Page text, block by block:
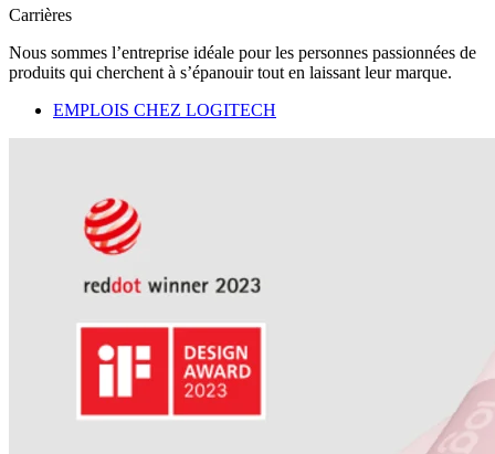
Carrières
Nous sommes l’entreprise idéale pour les personnes passionnées de
produits qui cherchent à s’épanouir tout en laissant leur marque.
EMPLOIS CHEZ LOGITECH